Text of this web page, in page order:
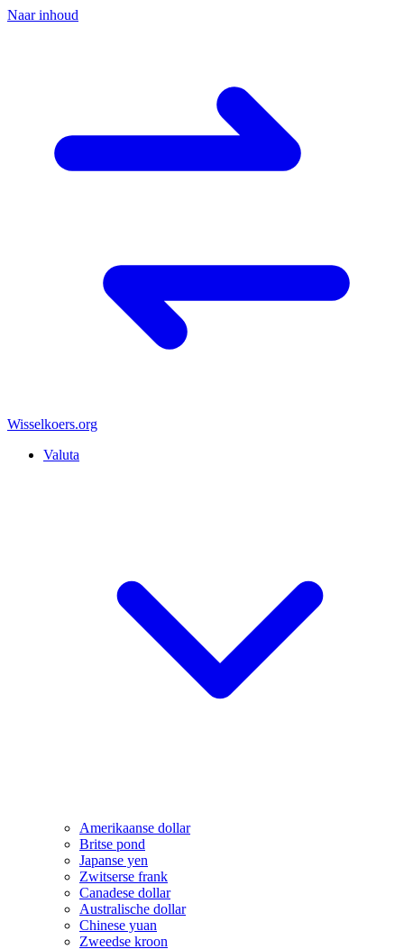
Naar inhoud
Wisselkoers.org
Valuta
Amerikaanse dollar
Britse pond
Japanse yen
Zwitserse frank
Canadese dollar
Australische dollar
Chinese yuan
Zweedse kroon